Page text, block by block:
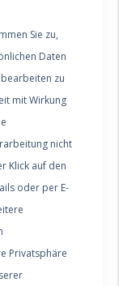
Sie zu,
Daten
zu
mit Wirkung
nicht
Klick auf den
oder per E-
Privatsphäre